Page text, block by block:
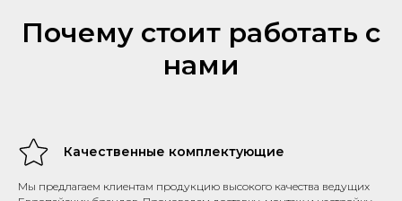
Почему стоит работать с
нами
Качественные комплектующие
Мы предлагаем клиентам продукцию высокого качества ведущих